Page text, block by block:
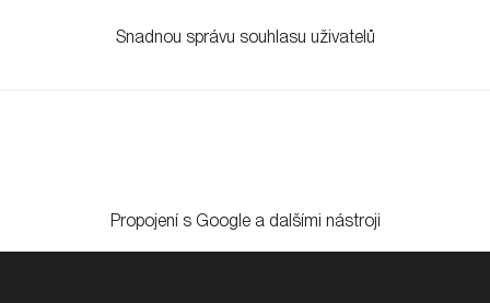
Snadnou správu souhlasu uživatelů
Propojení s Google a dalšími nástroji